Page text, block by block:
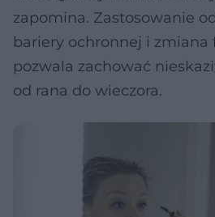
zapomina. Zastosowanie
bariery ochronnej i zmiana
pozwala zachować
od rana do wieczora.